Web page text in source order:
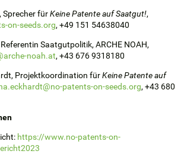
Sprecher fürKeine Patente auf Saatgut!,
on-seeds.org, +49 151 54638040
Referentin Saatgutpolitik, ARCHE NOAH,
noah.at, +43 676 9318180
Projektkoordination fürKeine Patente auf
patents-on-seeds.org, +43 680
https://www.no-patents-on-